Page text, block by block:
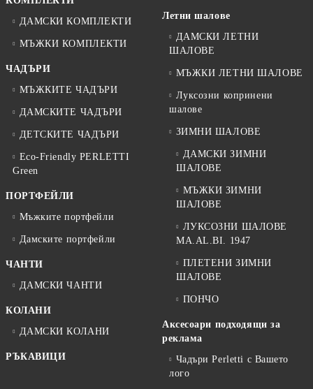
ДАМСКИ КОМПЛЕКТИ
МЪЖКИ КОМПЛЕКТИ
ЧАДЪРИ
МЪЖКИТЕ ЧАДЪРИ
ДАМСКИТЕ ЧАДЪРИ
ДЕТСКИТЕ ЧАДЪРИ
Eco-Friendly PERLETTI
Green
ПОРТФЕЙЛИ
Мъжките портфейли
Дамските портфейли
ЧАНТИ
ДАМСКИ ЧАНТИ
КОЛАНИ
ДАМСКИ КОЛАНИ
РЪКАВИЦИ
Летни шалове
ДАМСКИ ЛЕТНИ
ШАЛОВЕ
МЪЖКИ ЛЕТНИ ШАЛОВЕ
Луксозни копринени
шалове
ЗИМНИ ШАЛОВЕ
ДАМСКИ ЗИМНИ
ШАЛОВЕ
МЪЖКИ ЗИМНИ
ШАЛОВЕ
ЛУКСОЗНИ ШАЛОВЕ
MA.AL.BI. 1947
ПЛЕТЕНИ ЗИМНИ
ШАЛОВЕ
ПОНЧО
Аксесоари подходящи за
реклама
Чадъри Perletti с Вашето
лого